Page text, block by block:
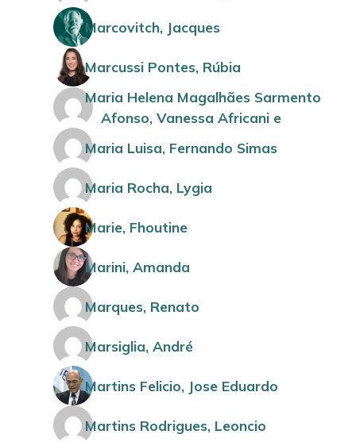
Marcovitch, Jacques
Marcussi Pontes, Rúbia
Maria Helena Magalhães Sarmento
Afonso, Vanessa Africani e
Maria Luisa, Fernando Simas
Maria Rocha, Lygia
Marie, Fhoutine
Marini, Amanda
Marques, Renato
Marsiglia, André
Martins Felicio, Jose Eduardo
Martins Rodrigues, Leoncio